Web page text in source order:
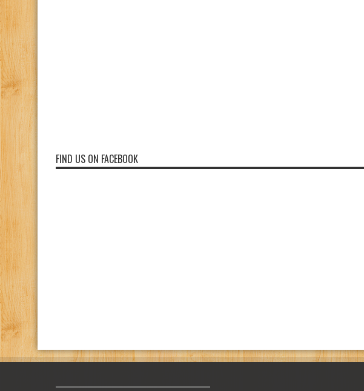
FIND US ON FACEBOOK